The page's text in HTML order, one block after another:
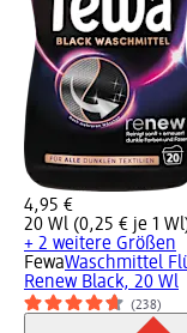
4,95 €
20 Wl (0,25 € je 1
+ 2 weitere Größen
FewaWaschmittel
Renew Black, 20 Wl
(238)